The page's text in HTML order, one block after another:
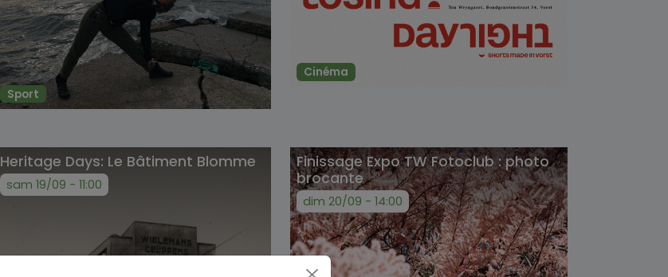
Sport
Cinéma
Heritage Days: Le Bâtiment Blomme
sam 19/09 - 11:00
Finissage Expo TW Fotoclub : photo
brocante
dim 20/09 - 14:00